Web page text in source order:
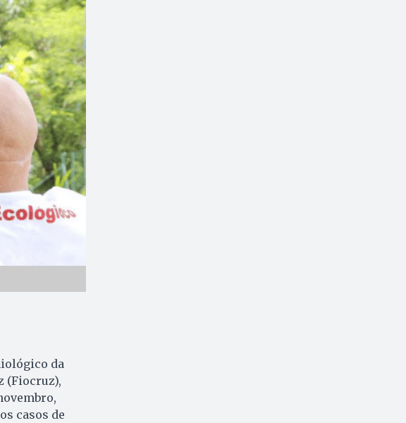
da
(Fiocruz),
casos de